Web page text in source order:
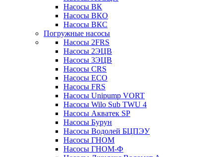
Насосы ВК
Насосы ВКО
Насосы ВКС
Погружные насосы
Насосы 2FRS
Насосы 2ЭЦВ
Насосы 3ЭЦВ
Насосы CRS
Насосы ECO
Насосы FRS
Насосы Unipump VORT
Насосы Wilo Sub TWU 4
Насосы Акватек SP
Насосы Бурун
Насосы Водолей БЦПЭУ
Насосы ГНОМ
Насосы ГНОМ-Ф